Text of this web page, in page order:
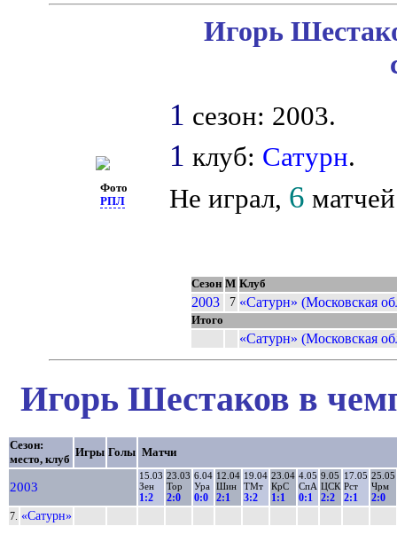
Фото
РПЛ
Игорь
1 сезон: 2003.
1 клуб: Сатурн.
Не играл, 6
Сезон М Клуб
2003 7 «Сатурн» (Московская
Итого
«Сатурн» (Московская
Игорь Шестаков в
Сезон:
место, клуб
Игры Голы Матчи
2003
15.03
Зен
1:2
23.03
Тор
2:0
6.04
Ура
0:0
12.04
Шин
2:1
19.04
ТМт
3:2
23.04
КрС
1:1
4.05
СпА
0:1
9.05
ЦСК
2:2
17.05
Рст
2:1
25.05
Чрм
2:0
7. «Сатурн»